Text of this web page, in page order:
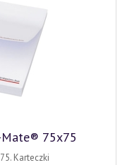
Mate® 75x75
Karteczki